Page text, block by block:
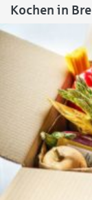
Kochen in